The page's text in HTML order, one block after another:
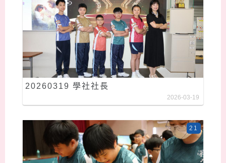
20260319 學社社長
2026-03-19
21